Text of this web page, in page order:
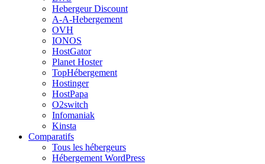
Hebergeur Discount
A-A-Hebergement
OVH
IONOS
HostGator
Planet Hoster
TopHébergement
Hostinger
HostPapa
O2switch
Infomaniak
Kinsta
Comparatifs
Tous les hébergeurs
Hébergement WordPress